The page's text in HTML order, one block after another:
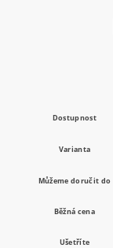
Dostupnost
Varianta
Můžeme doručit do
Běžná cena
Ušetříte